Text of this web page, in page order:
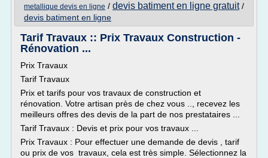
metallique devis en ligne / devis batiment en ligne gratuit/
devis batiment en ligne
Tarif Travaux :: Prix Travaux Construction -
Rénovation ...
Prix Travaux
Tarif Travaux
Prix et tarifs pour vos travaux de construction et
rénovation. Votre artisan près de chez vous .., recevez les
meilleurs offres des devis de la part de nos prestataires ...
Tarif Travaux : Devis et prix pour vos travaux ...
Prix Travaux : Pour effectuer une demande de devis , tarif
ou prix de vos travaux, cela est très simple. Sélectionnez la